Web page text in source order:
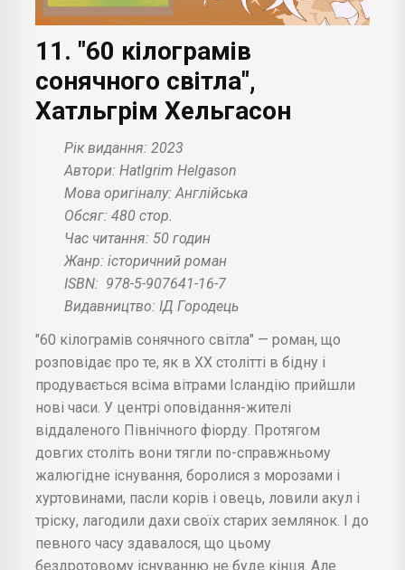
11. "60 кілограмів
сонячного світла",
Хатльгрім Хельгасон
Рік видання: 2023
Автори: Hatlgrim Helgason
Мова оригіналу: Англійська
Обсяг: 480 стор.
Час читання: 50 годин
Жанр: історичний роман
ISBN: 978-5-907641-16-7
Видавництво: ІД Городець
"60 кілограмів сонячного світла" — роман, що
розповідає про те, як в XX столітті в бідну і
продувається всіма вітрами Ісландію прийшли
нові часи. У центрі оповідання-жителі
віддаленого Північного фіорду. Протягом
довгих століть вони тягли по-справжньому
жалюгідне існування, боролися з морозами і
хуртовинами, пасли корів і овець, ловили акул і
тріску, лагодили дахи своїх старих землянок. І до
певного часу здавалося, що цьому
бездротовому існуванню не буде кінця. Але